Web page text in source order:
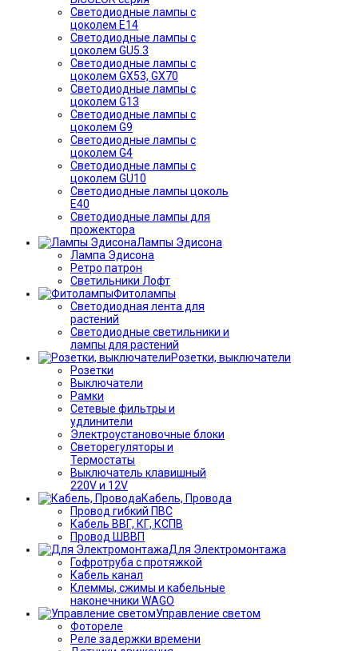
Светодиодные лампы с
цоколем E14
Светодиодные лампы с
цоколем GU5.3
Светодиодные лампы с
цоколем GX53, GX70
Светодиодные лампы с
цоколем G13
Светодиодные лампы с
цоколем G9
Светодиодные лампы с
цоколем G4
Светодиодные лампы с
цоколем GU10
Светодиодные лампы цоколь
Е40
Светодиодные лампы для
прожектора
Лампы Эдисона
Лампа Эдисона
Ретро патрон
Светильники Лофт
Фитолампы
Светодиодная лента для
растений
Светодиодные светильники и
лампы для растений
Розетки, выключатели
Розетки
Выключатели
Рамки
Сетевые фильтры и
удлинители
Электроустановочные блоки
Светорегуляторы и
Термостаты
Выключатель клавишный
220V и 12V
Кабель, Провода
Провод гибкий ПВС
Кабель ВВГ, КГ, КСПВ
Провод ШВВП
Для Электромонтажа
Гофротруба с протяжкой
Кабель канал
Клеммы, сжимы и кабельные
наконечники WAGO
Управление светом
Фотореле
Реле задержки времени